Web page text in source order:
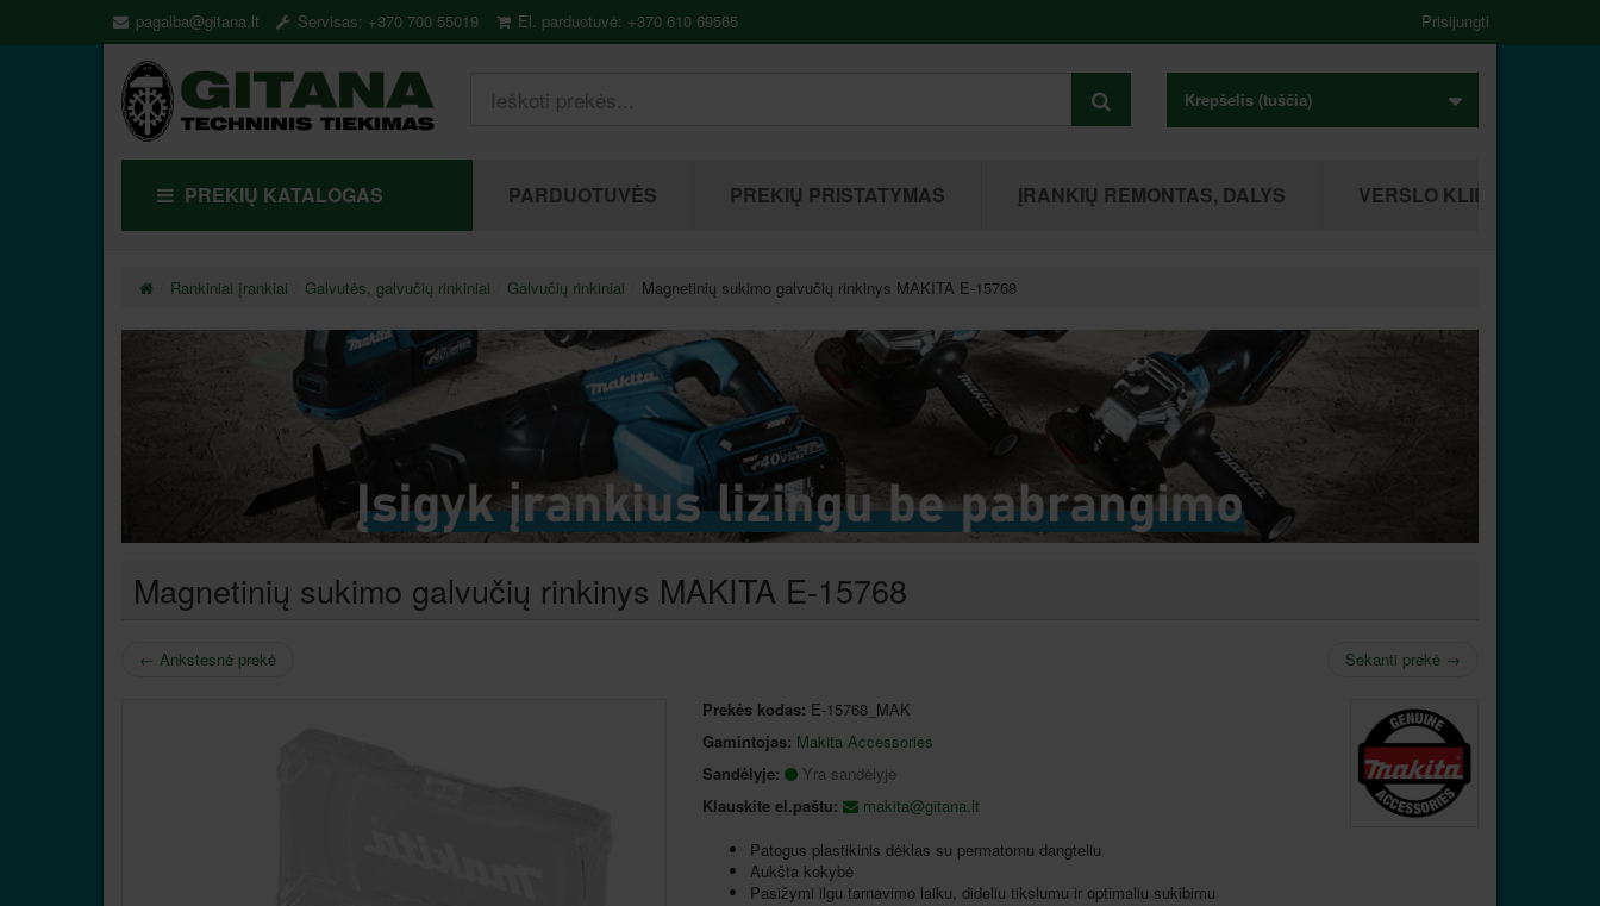
pagalba@gitana.lt Servisas: +370 700 55019 El. parduotuvė: +370 610 69565 Prisijungti
Krepšelis (tuščia)
PREKIŲ KATALOGAS PARDUOTUVĖS PREKIŲ PRISTATYMAS ĮRANKIŲ REMONTAS, DALYS VERSLO KLIENTAMS
Rankiniai įrankiai Galvutės, galvučių rinkiniai Galvučių rinkiniai Magnetinių sukimo galvučių rinkinys MAKITA E-15768
Magnetinių sukimo galvučių rinkinys MAKITA E-15768
← Ankstesnė prekė Sekanti prekė →
Prekės kodas: E-15768_MAK
Gamintojas: Makita Accessories
Sandėlyje:
Yra sandėlyje
Klauskite el.paštu:
makita@gitana.lt
Patogus plastikinis dėklas su permatomu dangteliu
Aukšta kokybė
Pasižymi ilgu tarnavimo laiku, dideliu tikslumu ir optimaliu sukibimu